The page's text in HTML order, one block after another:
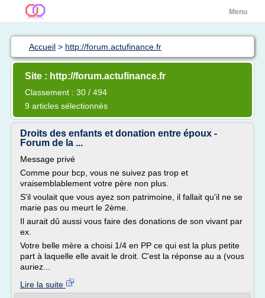
Menu
Accueil > http://forum.actufinance.fr
Site : http://forum.actufinance.fr
Classement : 30 / 494
9 articles sélectionnés
Droits des enfants et donation entre époux -
Forum de la ...
Message privé
Comme pour bcp, vous ne suivez pas trop et
vraisemblablement votre père non plus.
S'il voulait que vous ayez son patrimoine, il fallait qu'il ne se
marie pas ou meurt le 2ème.
Il aurait dû aussi vous faire des donations de son vivant par
ex.
Votre belle mère a choisi 1/4 en PP ce qui est la plus petite
part à laquelle elle avait le droit. C'est la réponse au a (vous
auriez...
Lire la suite